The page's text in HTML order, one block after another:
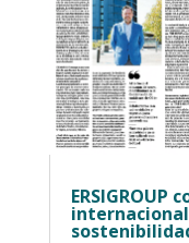
ERSIGROUP